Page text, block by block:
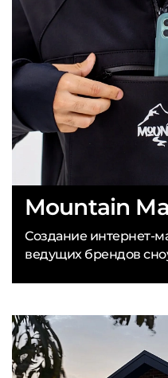
Mountain
Создание интернет-
ведущих брендов